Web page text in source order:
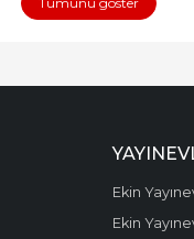
Ekin
Ekin